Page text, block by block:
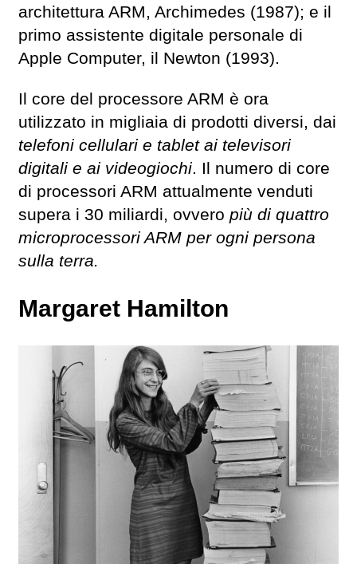
architettura ARM, Archimedes (1987); e il
primo assistente digitale personale di
Apple Computer, il Newton (1993).
Il core del processore ARM è ora
utilizzato in migliaia di prodotti diversi, dai
telefoni cellulari e tablet ai televisori
digitali e ai videogiochi. Il numero di core
di processori ARM attualmente venduti
supera i 30 miliardi, ovvero più di quattro
microprocessori ARM per ogni persona
sulla terra.
Margaret Hamilton